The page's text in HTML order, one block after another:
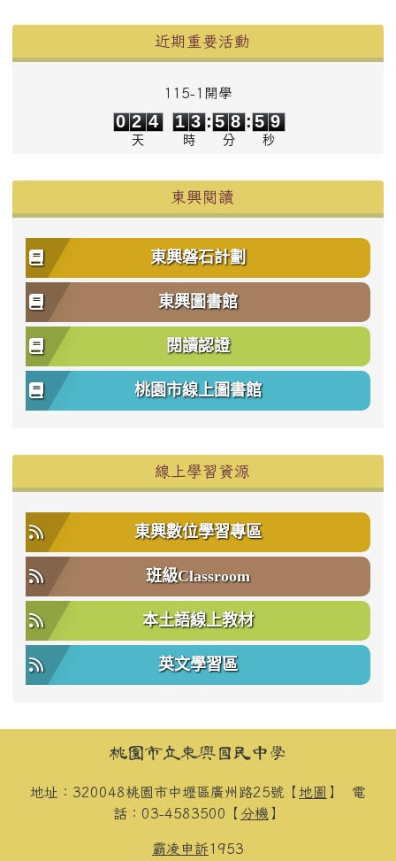
近期重要活動
115-1開學
0 2 4
天
1
1
3
3
時
:
5
5
8
8
分
: 5 9
秒
東興閱讀
東興磐石計劃
東興圖書館
閱讀認證
桃園市線上圖書館
線上學習資源
東興數位學習專區
班級Classroom
本土語線上教材
英文學習區
頁尾區域內容桃園市立東興國民中學
地址：320048桃園市中壢區廣州路25號【 地圖 】 電
話：03-4583500【 分機 】
霸凌申訴1953